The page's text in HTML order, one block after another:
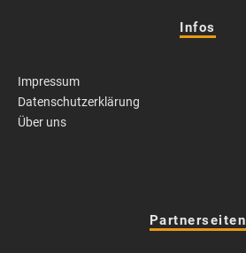
Infos
Impressum
Datenschutzerklärung
Über uns
Partnerseiten